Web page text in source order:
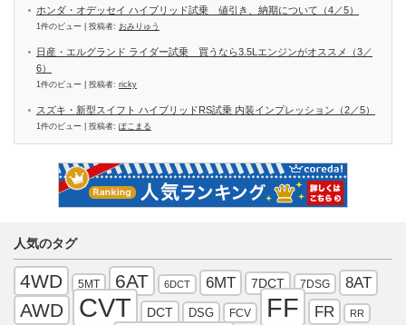
ホンダ・オデッセイ ハイブリッド試乗 値引き、納期について（4／5）
1件のビュー 投稿者: おみりゅう
日産・エルグランド ライダー試乗 買うなら3.5Lエンジンがオススメ（3／
6）
1件のビュー 投稿者: ricky
スズキ・新型スイフト ハイブリッドRS試乗 内装インプレッション（2／5）
1件のビュー 投稿者: ぽこまる
人気のタグ
4WD 5MT 6AT 6DCT 6MT 7DCT 7DSG 8AT
AWD CVT DCT DSG FCV FF FR RR